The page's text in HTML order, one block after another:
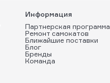
Информация
Партнерская программа
Ремонт самокатов
Ближайшие поставки
Блог
Бренды
Команда